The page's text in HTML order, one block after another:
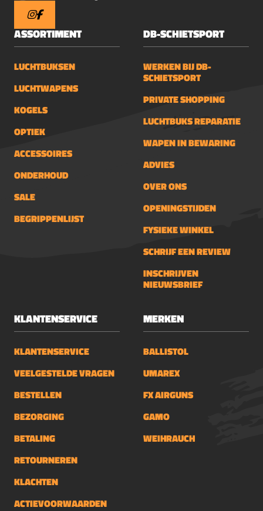
ASSORTIMENT
LUCHTBUKSEN
LUCHTWAPENS
KOGELS
OPTIEK
ACCESSOIRES
ONDERHOUD
SALE
BEGRIPPENLIJST
DB-SCHIETSPORT
WERKEN BIJ DB-
SCHIETSPORT
PRIVATE SHOPPING
LUCHTBUKS REPARATIE
WAPEN IN BEWARING
ADVIES
OVER ONS
OPENINGSTIJDEN
FYSIEKE WINKEL
SCHRIJF EEN REVIEW
INSCHRIJVEN
NIEUWSBRIEF
KLANTENSERVICE
KLANTENSERVICE
VEELGESTELDE VRAGEN
BESTELLEN
BEZORGING
BETALING
RETOURNEREN
KLACHTEN
ACTIEVOORWAARDEN
MERKEN
BALLISTOL
UMAREX
FX AIRGUNS
GAMO
WEIHRAUCH